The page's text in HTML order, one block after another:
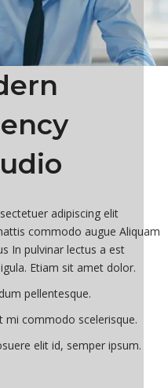
adipiscing elit
commodo augue Aliquam
In pulvinar lectus a est
Etiam sit amet dolor.
pellentesque.
mi commodo scelerisque.
elit id, semper ipsum.